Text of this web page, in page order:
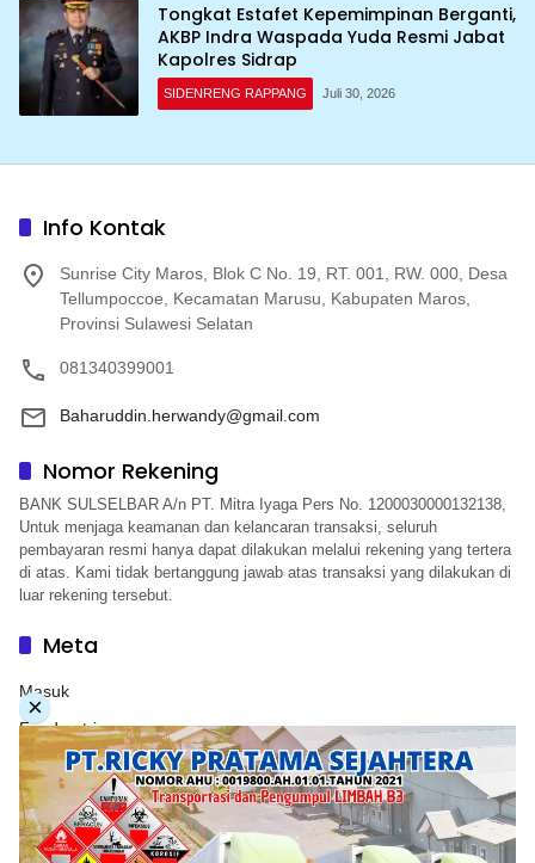
Tongkat Estafet Kepemimpinan Berganti,
AKBP Indra Waspada Yuda Resmi Jabat
Kapolres Sidrap
SIDENRENG RAPPANG Juli 30, 2026
Info Kontak
Sunrise City Maros, Blok C No. 19, RT. 001, RW. 000, Desa
Tellumpoccoe, Kecamatan Marusu, Kabupaten Maros,
Provinsi Sulawesi Selatan
081340399001
Baharuddin.herwandy@gmail.com
Nomor Rekening
BANK SULSELBAR A/n PT. Mitra Iyaga Pers No. 1200030000132138,
Untuk menjaga keamanan dan kelancaran transaksi, seluruh
pembayaran resmi hanya dapat dilakukan melalui rekening yang tertera
di atas. Kami tidak bertanggung jawab atas transaksi yang dilakukan di
luar rekening tersebut.
Meta
Masuk
Feed entri
Feed komentar
WordPress.org
×